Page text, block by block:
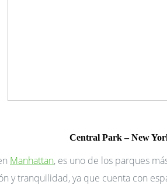
Central Park – New
Manhattan, es uno de los parques
y tranquilidad, ya que cuenta con